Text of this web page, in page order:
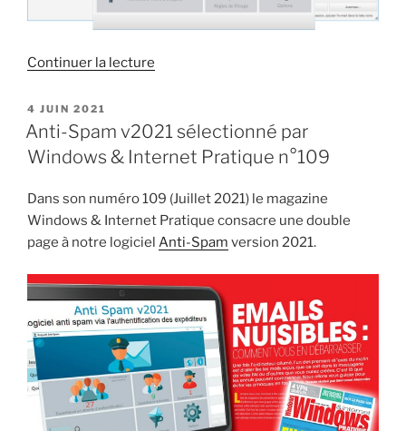
Continuer la lecture
2023
PUBLIÉ
LE
4 JUIN 2021
Anti-Spam v2021 sélectionné par
Windows & Internet Pratique n°109
Dans son numéro 109 (Juillet 2021) le magazine
Windows & Internet Pratique consacre une double
page à notre logiciel Anti-Spam version 2021.